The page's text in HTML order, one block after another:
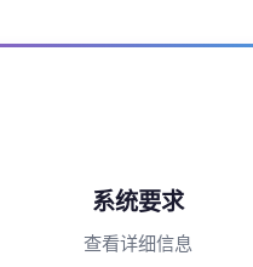
系统要求
查看详细信息